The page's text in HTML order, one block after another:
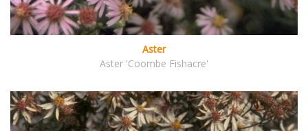
Aster
Aster 'Coombe Fishacre'